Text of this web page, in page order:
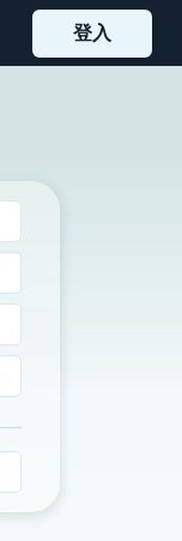
登入